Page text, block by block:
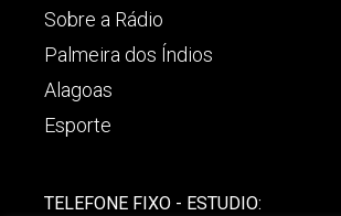
Sobre a Rádio
Palmeira dos Índios
Alagoas
Esporte
TELEFONE FIXO - ESTUDIO: